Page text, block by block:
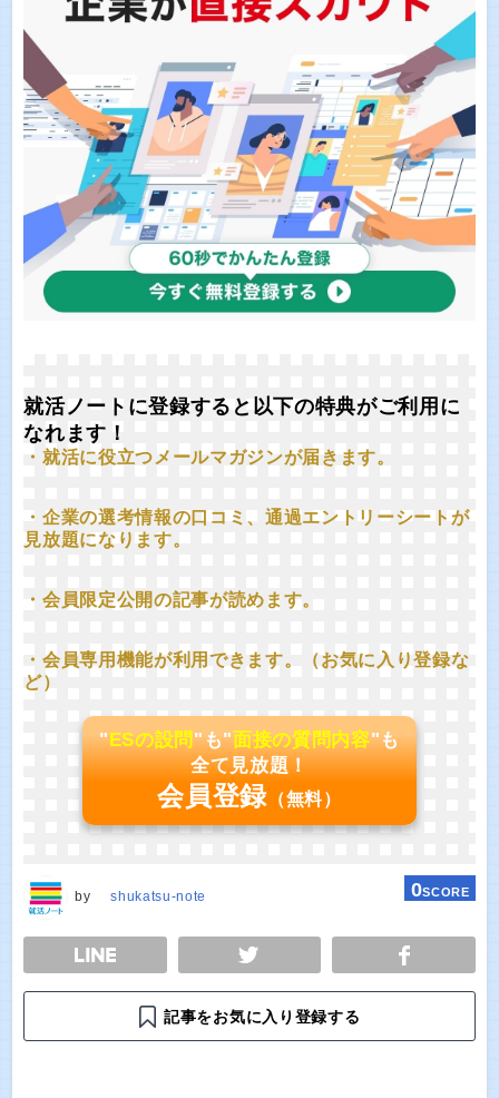
就活ノートに登録すると以下の特典がご利用に
なれます！
・就活に役立つメールマガジンが届きます。
・企業の選考情報の口コミ、通過エントリーシートが
見放題になります。
・会員限定公開の記事が読めます。
・会員専用機能が利用できます。（お気に入り登録な
ど）
"ESの設問"も"面接の質問内容"も
全て見放題！
会員登録 （無料）
by shukatsu-note 0SCORE
TWEET
記事をお気に入り登録する